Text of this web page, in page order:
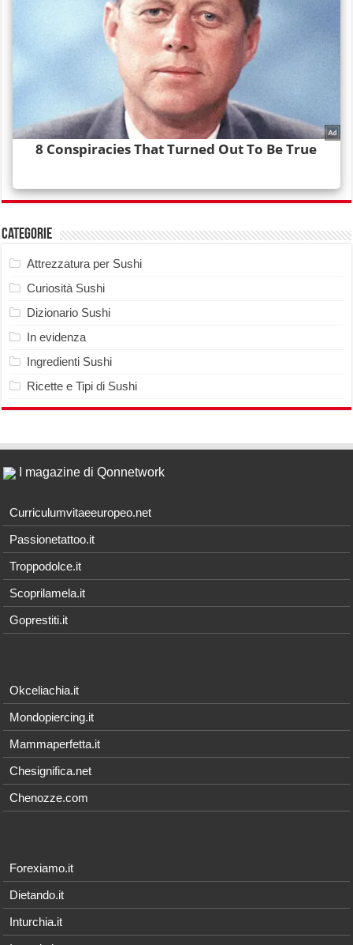
Categorie
Attrezzatura per Sushi
Curiosità Sushi
Dizionario Sushi
In evidenza
Ingredienti Sushi
Ricette e Tipi di Sushi
I magazine di Qonnetwork
Curriculumvitaeeuropeo.net
Passionetattoo.it
Troppodolce.it
Scoprilamela.it
Goprestiti.it
Okceliachia.it
Mondopiercing.it
Mammaperfetta.it
Chesignifica.net
Chenozze.com
Forexiamo.it
Dietando.it
Inturchia.it